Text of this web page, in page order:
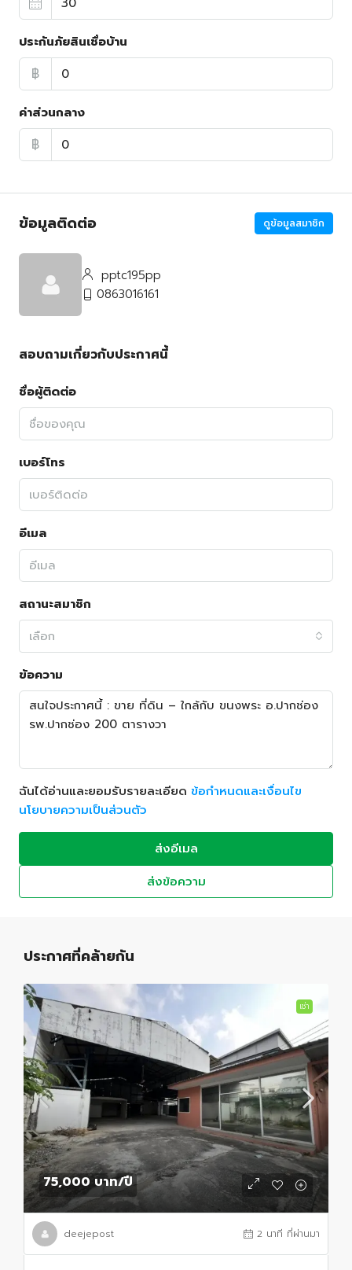
ประกันภัยสินเชื่อบ้าน
฿
ค่าส่วนกลาง
฿
ข้อมูลติดต่อ ดูข้อมูลสมาชิก
pptc195pp
0863016161
สอบถามเกี่ยวกับประกาศนี้
ชื่อผู้ติดต่อ
เบอร์โทร
อีเมล
สถานะสมาชิก
เลือก
ข้อความ
ฉันได้อ่านและยอมรับรายละเอียด ข้อกำหนดและเงื่อนไข
นโยบายความเป็นส่วนตัว
ส่งอีเมล
ส่งข้อความ
ประกาศที่คล้ายกัน
เช่า
75,000 บาท/ปี
deejepost 2 นาที ที่ผ่านมา